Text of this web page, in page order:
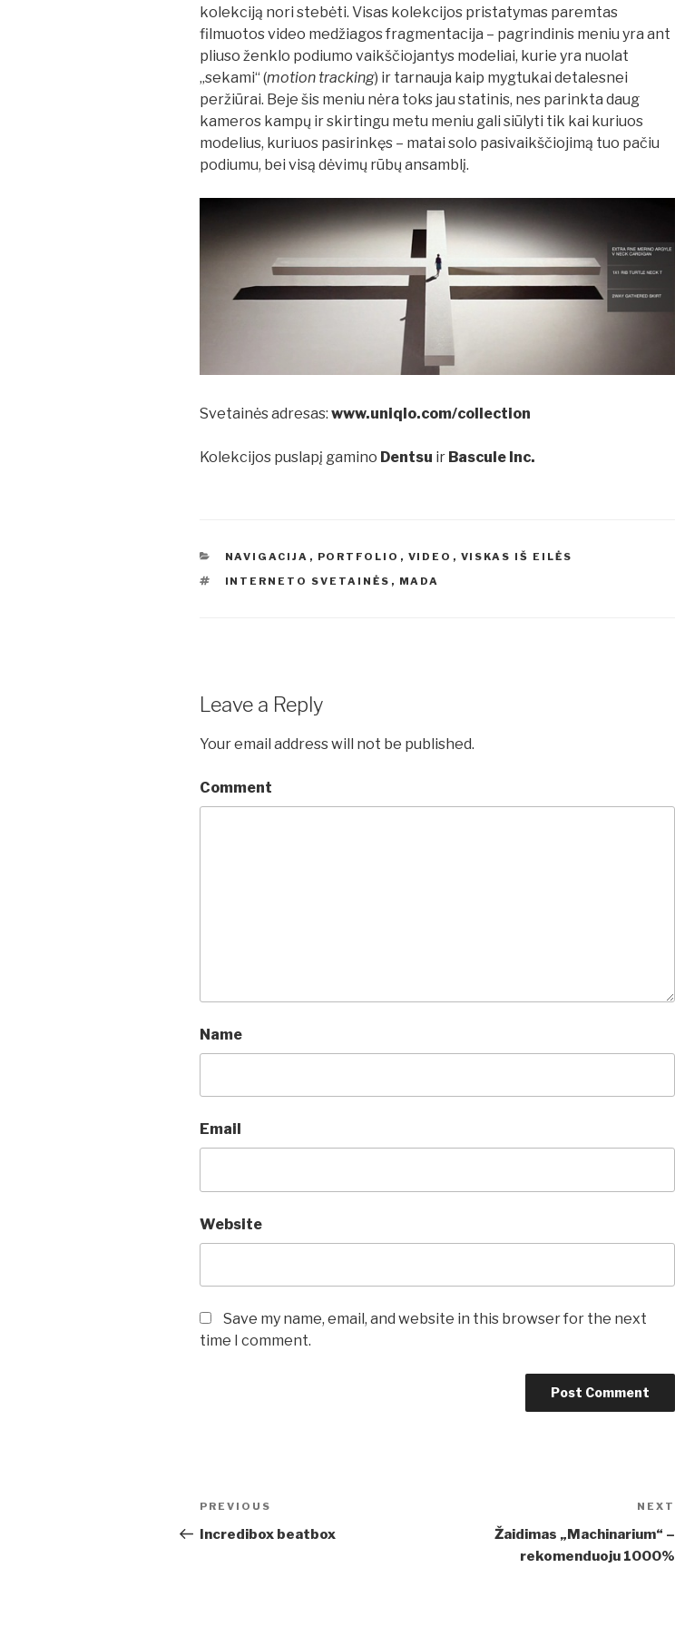
kolekciją nori stebėti. Visas kolekcijos pristatymas paremtas
filmuotos video medžiagos fragmentacija – pagrindinis meniu yra ant
pliuso ženklo podiumo vaikščiojantys modeliai, kurie yra nuolat
„sekami“ (motion tracking) ir tarnauja kaip mygtukai detalesnei
peržiūrai. Beje šis meniu nėra toks jau statinis, nes parinkta daug
kameros kampų ir skirtingu metu meniu gali siūlyti tik kai kuriuos
modelius, kuriuos pasirinkęs – matai solo pasivaikščiojimą tuo pačiu
podiumu, bei visą dėvimų rūbų ansamblį.
Svetainės adresas: www.uniqlo.com/collection
Kolekcijos puslapį gamino Dentsu ir Bascule Inc.
CATEGORIES
NAVIGACIJA , PORTFOLIO , VIDEO , VISKAS IŠ EILĖS
TAGS
INTERNETO SVETAINĖS , MADA
Leave a Reply
Your email address will not be published.
Comment
Name
Email
Website
Save my name, email, and website in this browser for the next
time I comment.
Post
navigation
Previous
Post
PREVIOUS
Incredibox beatbox
NEXT
Žaidimas „Machinarium“ –
rekomenduoju 1000%